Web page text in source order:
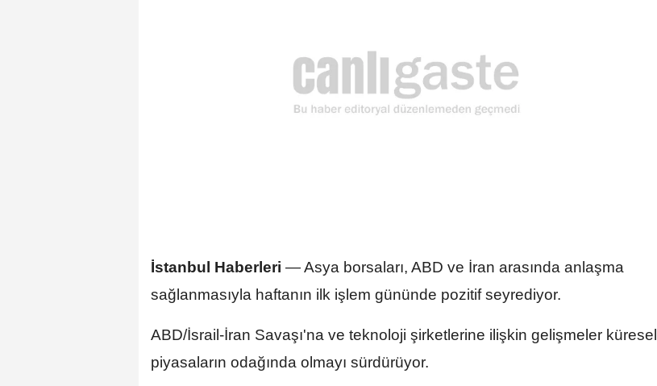
İstanbul Haberleri — Asya borsaları, ABD ve İran arasında anlaşma
sağlanmasıyla haftanın ilk işlem gününde pozitif seyrediyor.
ABD/İsrail-İran Savaşı'na ve teknoloji şirketlerine ilişkin gelişmeler küresel
piyasaların odağında olmayı sürdürüyor.